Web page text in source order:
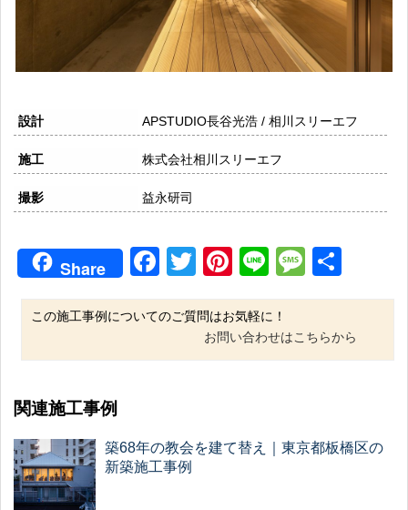
設計 APSTUDIO長谷光浩 / 相川スリーエフ
施工 株式会社相川スリーエフ
撮影 益永研司
Share Facebook
TwitterPinterest
Line
この施工事例についてのご質問はお気軽に！
お問い合わせはこちらから
関連施工事例
築68年の教会を建て替え｜東京都板橋区の
新築施工事例